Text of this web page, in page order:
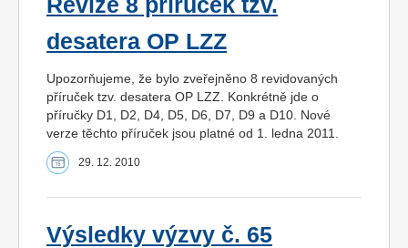
desatera OP LZZ
Upozorňujeme, že bylo zveřejněno 8 revidovaných
příruček tzv. desatera OP LZZ. Konkrétně jde o
příručky D1, D2, D4, D5, D6, D7, D9 a D10. Nové
verze těchto příruček jsou platné od 1. ledna 2011.
29. 12. 2010
Výsledky výzvy č. 65